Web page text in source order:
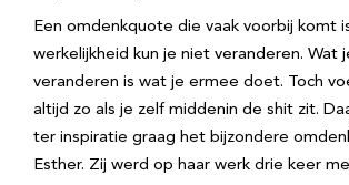
Een omdenkquote die vaak voorbij komt
werkelijkheid kun je niet veranderen. Wat
veranderen is wat je ermee doet. Toch
altijd zo als je zelf middenin de shit zit.
ter inspiratie graag het bijzondere
Esther. Zij werd op haar werk drie keer